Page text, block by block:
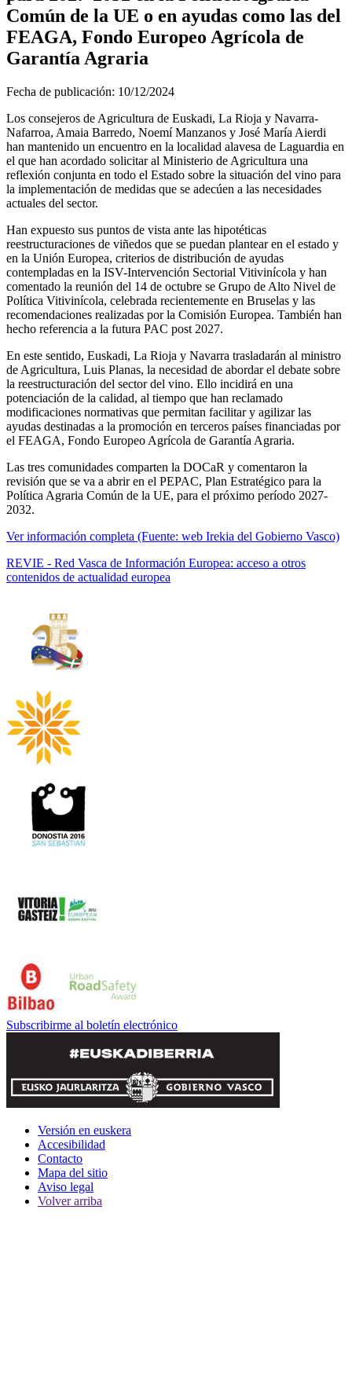
Común de la UE o en ayudas como las del
FEAGA, Fondo Europeo Agrícola de
Garantía Agraria
Fecha de publicación: 10/12/2024
Los consejeros de Agricultura de Euskadi, La Rioja y Navarra-
Nafarroa, Amaia Barredo, Noemí Manzanos y José María Aierdi
han mantenido un encuentro en la localidad alavesa de Laguardia en
el que han acordado solicitar al Ministerio de Agricultura una
reflexión conjunta en todo el Estado sobre la situación del vino para
la implementación de medidas que se adecúen a las necesidades
actuales del sector.
Han expuesto sus puntos de vista ante las hipotéticas
reestructuraciones de viñedos que se puedan plantear en el estado y
en la Unión Europea, criterios de distribución de ayudas
contempladas en la ISV-Intervención Sectorial Vitivinícola y han
comentado la reunión del 14 de octubre se Grupo de Alto Nivel de
Política Vitivinícola, celebrada recientemente en Bruselas y las
recomendaciones realizadas por la Comisión Europea. También han
hecho referencia a la futura PAC post 2027.
En este sentido, Euskadi, La Rioja y Navarra trasladarán al ministro
de Agricultura, Luis Planas, la necesidad de abordar el debate sobre
la reestructuración del sector del vino. Ello incidirá en una
potenciación de la calidad, al tiempo que han reclamado
modificaciones normativas que permitan facilitar y agilizar las
ayudas destinadas a la promoción en terceros países financiadas por
el FEAGA, Fondo Europeo Agrícola de Garantía Agraria.
Las tres comunidades comparten la DOCaR y comentaron la
revisión que se va a abrir en el PEPAC, Plan Estratégico para la
Política Agraria Común de la UE, para el próximo período 2027-
2032.
Ver información completa (Fuente: web Irekia del Gobierno Vasco)
REVIE - Red Vasca de Información Europea: acceso a otros
contenidos de actualidad europea
Subscribirme al boletín electrónico
Versión en euskera
Accesibilidad
Contacto
Mapa del sitio
Aviso legal
Volver arriba